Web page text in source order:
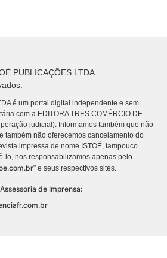
PUBLICAÇÕES LTDA
é um portal digital independente e sem
com a EDITORA TRES COMÉRCIO DE
judicial). Informamos também que não
também não oferecemos cancelamento do
impressa de nome ISTOÉ, tampouco
lo, nos responsabilizamos apenas pelo
” e seus respectivos sites.
Assessoria de Imprensa: